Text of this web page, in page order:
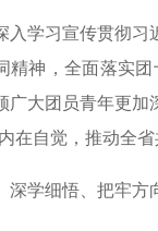
学习宣传贯彻习
精神，全面落实
广大团员青年更加
在自觉，推动全
学细悟、把牢方